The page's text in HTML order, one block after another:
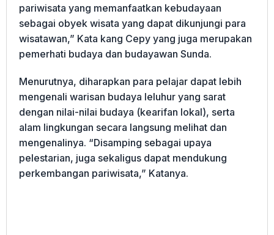
pariwisata yang memanfaatkan kebudayaan
sebagai obyek wisata yang dapat dikunjungi para
wisatawan,” Kata kang Cepy yang juga merupakan
pemerhati budaya dan budayawan Sunda.
Menurutnya, diharapkan para pelajar dapat lebih
mengenali warisan budaya leluhur yang sarat
dengan nilai-nilai budaya (kearifan lokal), serta
alam lingkungan secara langsung melihat dan
mengenalinya. “Disamping sebagai upaya
pelestarian, juga sekaligus dapat mendukung
perkembangan pariwisata,” Katanya.